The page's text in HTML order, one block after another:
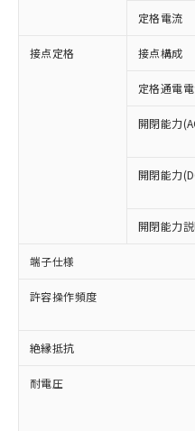
定格電流
接点定格 接点構成
定格通電
開閉能力
開閉能力
開閉能力
端子仕様
許容操作頻度
絶縁抵抗
耐電圧
ご利用条件
ご利用ください。
本サービスは
商品の当社在
(税抜)を提供
当社制御機器
本サービスの
ことをご了承
在庫状況およ
対応済み：EU
非含有に対応した
対応予定：EU
有に対応した製品
対応予定なし：EU
非含有に非対応の
定はありません。
調査・確認中：EU
非含有の対応状況
害物質有無と関係
仕入先様の事情に
いたものが、含有
むを得ず変更する
※1 中国RoHS○×
「○」：最大均質
基準値以下である
「×」：最大均質材
基準値を超えてい
「－」：未確認で
当社は、これ
為替および外